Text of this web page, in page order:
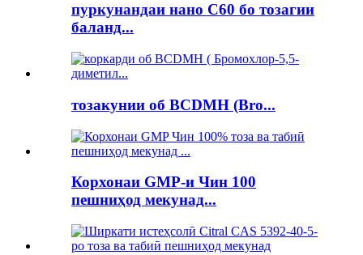
пуркунандаи нано C60 бо тозагии
баланд...
тозакунии об BCDMH (Bro...
Корхонаи GMP-и Чин 100
пешниҳод мекунад...